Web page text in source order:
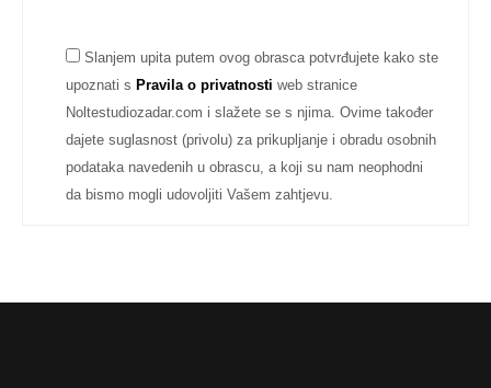
Slanjem upita putem ovog obrasca potvrđujete kako ste
upoznati s Pravila o privatnosti web stranice
Noltestudiozadar.com i slažete se s njima. Ovime također
dajete suglasnost (privolu) za prikupljanje i obradu osobnih
podataka navedenih u obrascu, a koji su nam neophodni
da bismo mogli udovoljiti Vašem zahtjevu.